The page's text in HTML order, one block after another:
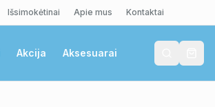
Išsimokėtinai Apie mus Kontaktai
Akcija Aksesuarai